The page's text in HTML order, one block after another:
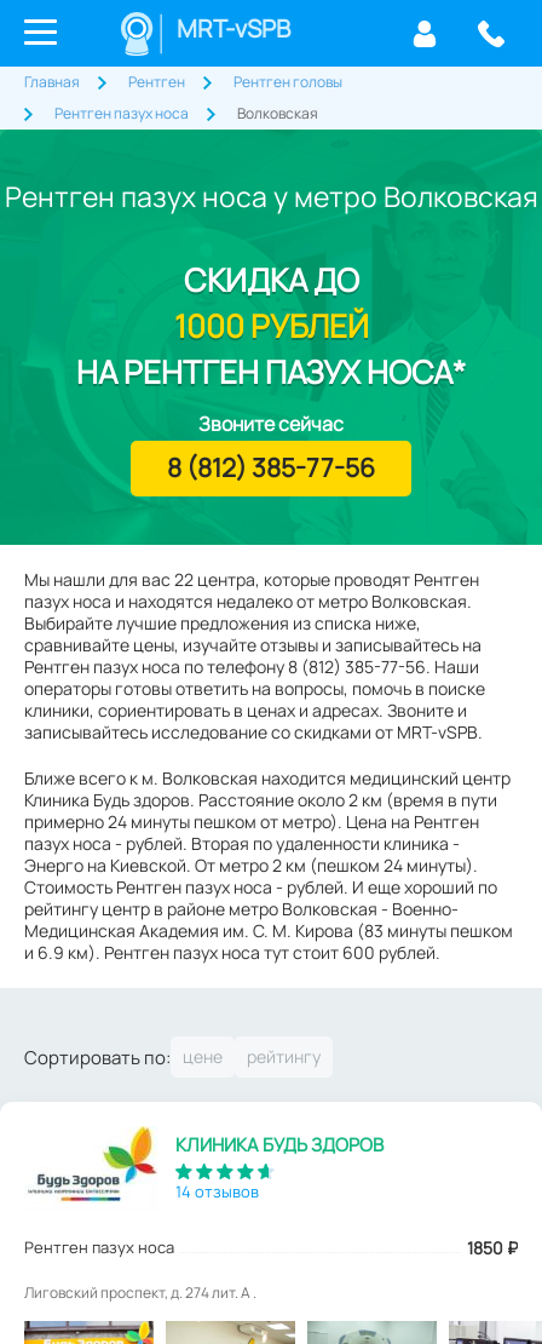
MRT-vSPB
Главная Рентген
Рентген головы
Рентген пазух носа
Волковская
Рентген пазух носа у метро Волковская
Мы нашли для вас 22 центра, которые проводят Рентген
пазух носа и находятся недалеко от метро Волковская.
Выбирайте лучшие предложения из списка ниже,
сравнивайте цены, изучайте отзывы и записывайтесь на
Рентген пазух носа по телефону 8 (812) 385-77-56. Наши
операторы готовы ответить на вопросы, помочь в поиске
клиники, сориентировать в ценах и адресах. Звоните и
записывайтесь исследование со скидками от MRT-vSPB.
Ближе всего к м. Волковская находится медицинский центр
Клиника Будь здоров. Расстояние около 2 км (время в пути
примерно 24 минуты пешком от метро). Цена на Рентген
пазух носа - рублей. Вторая по удаленности клиника -
Энерго на Киевской. От метро 2 км (пешком 24 минуты).
Стоимость Рентген пазух носа - рублей. И еще хороший по
рейтингу центр в районе метро Волковская - Военно-
Медицинская Академия им. С. М. Кирова (83 минуты пешком
и 6.9 км). Рентген пазух носа тут стоит 600 рублей.
СКИДКАДО
1000 РУБЛЕЙ
НА РЕНТГЕН ПАЗУХ НОСА*
Звоните сейчас
8 (812) 385-77-56
Сортировать по:
КЛИНИКА БУДЬ ЗДОРОВ
14 отзывов
Рентген пазух носа 1850 ₽
Лиговский проспект, д. 274 лит. А .